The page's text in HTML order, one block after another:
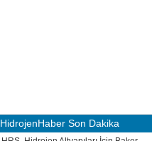
HidrojenHaber Son Dakika